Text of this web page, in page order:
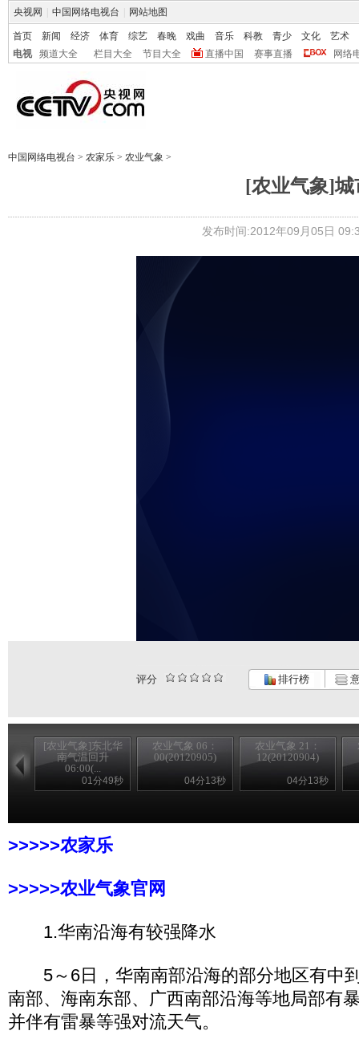
央视网 中国网络电视台 网站地图
首页 新闻 经济 体育 综艺 春晚 戏曲 音乐 科教 青少 文化
艺术
电视
频道大全 栏目大全 节目大全 直播中国 赛事直播 网络
中国网络电视台 > 农家乐 > 农业气象 >
[农业气象]城
发布时间:2012年09月05日
评分 排行榜
[农业气象]东北华
南气温回升
06:00(...
01分49秒
农业气象 06：
00(20120905)
04分13秒
农业气象 21：
12(20120904)
04分13秒
>>>>>农家乐
>>>>>农业气象官网
1.华南沿海有较强降水
5～6日，华南南部沿海的部分地区有中
南部、海南东部、广西南部沿海等地局部有
并伴有雷暴等强对流天气。